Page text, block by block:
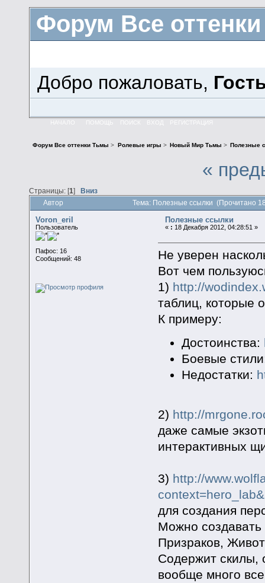
Форум Все
Добро пожаловать,
НАЧАЛО ПОМОЩЬ ВХОД РЕГИСТРАЦИЯ
Форум Все оттенки Тьмы > Ролевые игры > Новый Мир Тьмы > Полезные
«
Страницы: [1] Вниз
Автор Тема: Полезные ссылки (Прочитано
Voron_eril
Пользователь
Пафос: 16
Сообщений: 48
Полезные ссылки
« : 18 Декабря 2012, 04:28:51 »
Не уверен
Вот чем
1) http://
таблиц, которые
К примеру:
Достоинства:
Боевые
Недостатки:
2) http://
даже самые
интерактивных
3) http://
для создания
Можно
Призраков,
Содержит скилы,
вообще много